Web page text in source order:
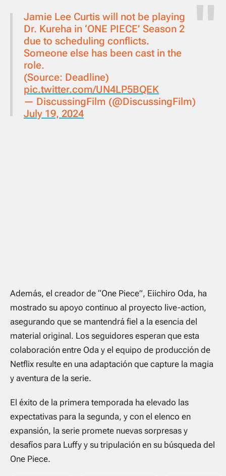
Jamie Lee Curtis will not be playing
Dr. Kureha in ‘ONE PIECE’ Season 2
due to scheduling conflicts.
Someone else has been cast in the
role.
(Source: Deadline)
pic.twitter.com/UN4LP5BQEK
— DiscussingFilm (@DiscussingFilm)
July 19, 2024
Además, el creador de “One Piece”, Eiichiro Oda, ha
mostrado su apoyo continuo al proyecto live-action,
asegurando que se mantendrá fiel a la esencia del
material original. Los seguidores esperan que esta
colaboración entre Oda y el equipo de producción de
Netflix resulte en una adaptación que capture la magia
y aventura de la serie.
El éxito de la primera temporada ha elevado las
expectativas para la segunda, y con el elenco en
expansión, la serie promete nuevas sorpresas y
desafíos para Luffy y su tripulación en su búsqueda del
One Piece.